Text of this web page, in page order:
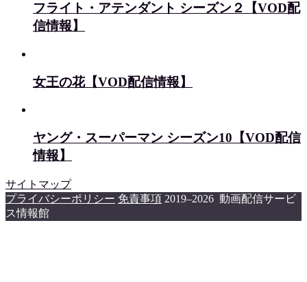
フライト・アテンダント シーズン２【VOD配
信情報】
女王の花【VOD配信情報】
ヤング・スーパーマン シーズン10【VOD配信
情報】
サイトマップ
プライバシーポリシー 免責事項 2019–2026 動画配信サービ
ス情報館